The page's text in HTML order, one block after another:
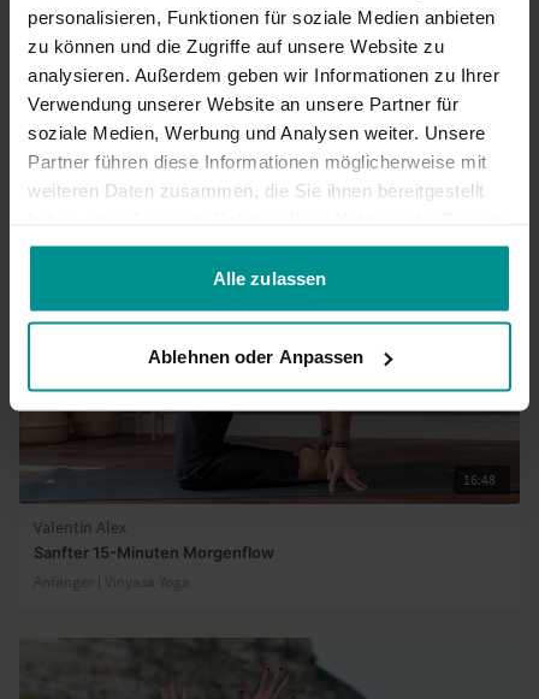
personalisieren, Funktionen für soziale Medien anbieten
zu können und die Zugriffe auf unsere Website zu
analysieren. Außerdem geben wir Informationen zu Ihrer
Verwendung unserer Website an unsere Partner für
soziale Medien, Werbung und Analysen weiter. Unsere
Partner führen diese Informationen möglicherweise mit
weiteren Daten zusammen, die Sie ihnen bereitgestellt
gesammelt haben.
Alle zulassen
Ablehnen oder Anpassen
0
Mehr laden
Ähnliche Videos
16:48
Valentin Alex
Sanfter 15-Minuten Morgenflow
Anfänger | Vinyasa Yoga